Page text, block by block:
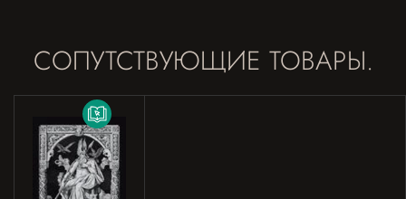
СОПУТСТВУЮЩИЕ ТОВАРЫ.